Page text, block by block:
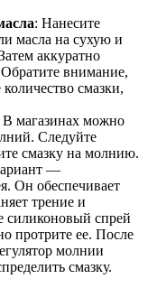
: Нанесите
масла на сухую и
аккуратно
внимание,
смазки,
В магазинах можно
Следуйте
смазку на молнию.
—
Он обеспечивает
трение и
силиконовый спрей
протрите ее. После
молнии
смазку.